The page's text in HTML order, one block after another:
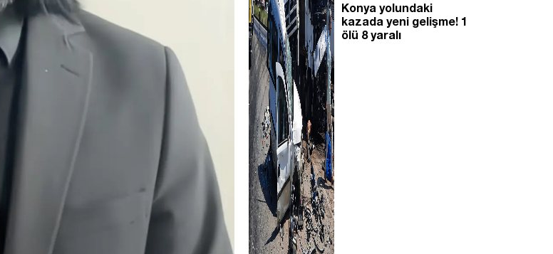
Konya yolundaki
kazada yeni gelişme! 1
ölü 8 yaralı